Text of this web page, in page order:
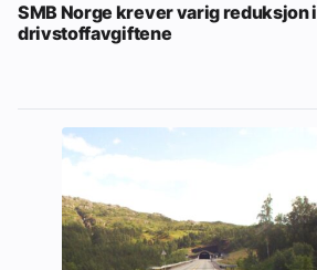
SMB Norge krever varig reduksjon i
drivstoffavgiftene